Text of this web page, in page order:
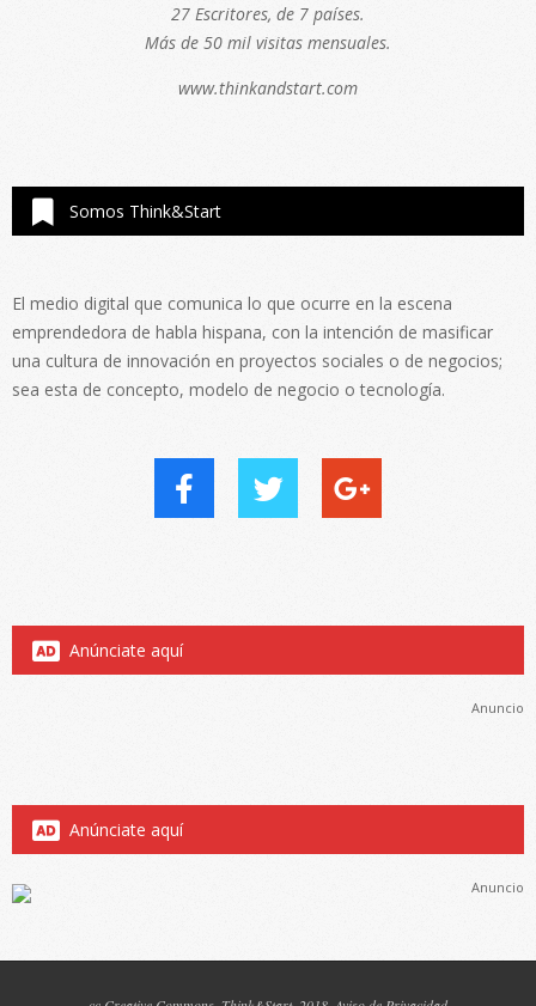
27 Escritores, de 7 países.
Más de 50 mil visitas mensuales.
www.thinkandstart.com
Somos Think&Start
El medio digital que comunica lo que ocurre en la escena
emprendedora de habla hispana, con la intención de masificar
una cultura de innovación en proyectos sociales o de negocios;
sea esta de concepto, modelo de negocio o tecnología.
Anúnciate aquí
Anuncio
Anúnciate aquí
Anuncio